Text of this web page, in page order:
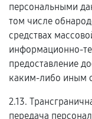
персональными
том числе
средствах
информационно-
предоставление
каким-либо иным
2.13.
передача